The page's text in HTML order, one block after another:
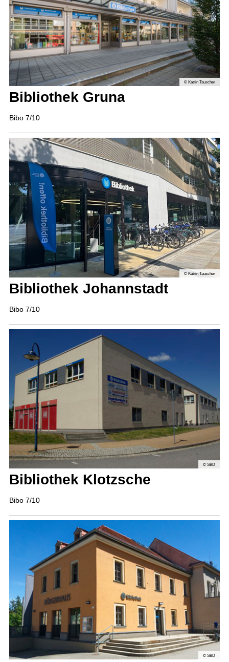
© Katrin Tauscher
Bibliothek Gruna
Bibo 7/10
© Katrin Tauscher
Bibliothek Johann­stadt
Bibo 7/10
© SBD
Bibliothek Klotzsche
Bibo 7/10
© SBD